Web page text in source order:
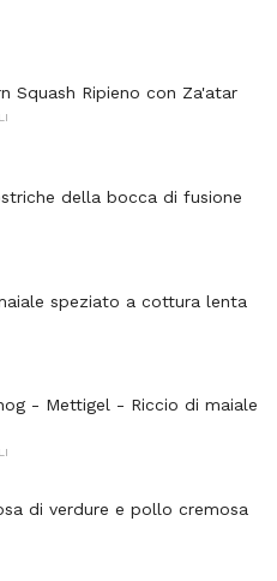
Squash Ripieno con Za'atar
della bocca di fusione
speziato a cottura lenta
- Mettigel - Riccio di maiale
di verdure e pollo cremosa